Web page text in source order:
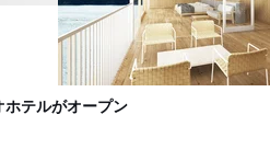
ホテルがオープン